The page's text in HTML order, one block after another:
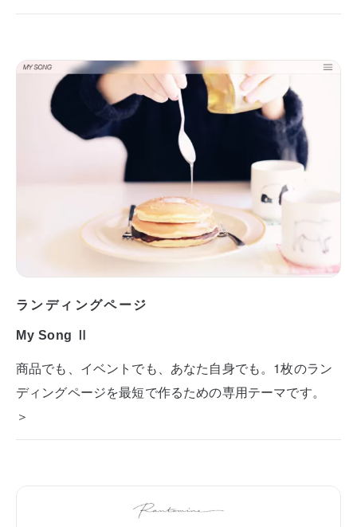
ランディングページ
My Song Ⅱ
商品でも、イベントでも、あなた自身でも。1枚のラン
ディングページを最短で作るための専用テーマです。
＞